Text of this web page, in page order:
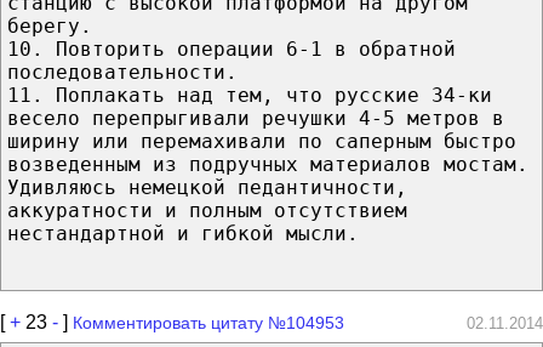
берегу.
10. Повторить операции 6-1 в обратной
последовательности.
11. Поплакать над тем, что русские 34-ки
весело перепрыгивали речушки 4-5 метров в
ширину или перемахивали по саперным быстро
возведенным из подручных материалов мостам.
Удивляюсь немецкой педантичности,
аккуратности и полным отсутствием
нестандартной и гибкой мысли.
[+ 23 - ] Комментировать цитату №104953 02.11.2014